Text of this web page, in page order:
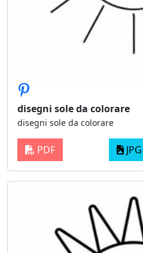
disegni sole da colorare
disegni sole da colorare
PDF JPG